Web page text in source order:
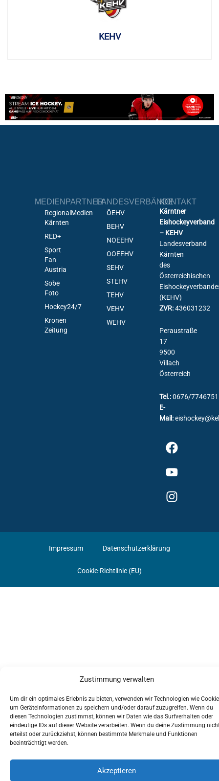
Zustimmung verwalten
Um dir ein optimales Erlebnis zu bieten, verwenden wir Technologien wie
um Geräteinformationen zu speichern und/oder darauf zuzugreifen. Wenn du
diesen Technologien zustimmst, können wir Daten wie das Surfverhalten oder
eindeutige IDs auf dieser Website verarbeiten. Wenn du deine Zustimmung
erteilst oder zurückziehst, können bestimmte Merkmale und Funktionen
beeinträchtigt werden.
Akzeptieren
KEHV
MEDIENPARTNER
RegionalMedien
Kärnten
RED+
Sport
Fan
Austria
Sobe
Foto
Hockey24/7
Kronen
Zeitung
LANDESVERBÄNDE
ÖEHV
BEHV
NOEEHV
OOEEHV
SEHV
STEHV
TEHV
VEHV
WEHV
KONTAKT
Kärntner
Eishockeyverband
– KEHV
Landesverband
Kärnten
des
Österreichischen
(KEHV)
ZVR:436031232
Peraustraße
17
9500
Villach
Österreich
Tel.:0676/7746751
E-
Mail:
Impressum Datenschutzerklärung
Cookie-Richtlinie (EU)